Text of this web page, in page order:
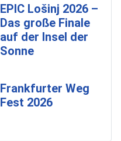
EPIC Lošinj 2026 –
Das große Finale
auf der Insel der
Sonne
Frankfurter Weg
Fest 2026